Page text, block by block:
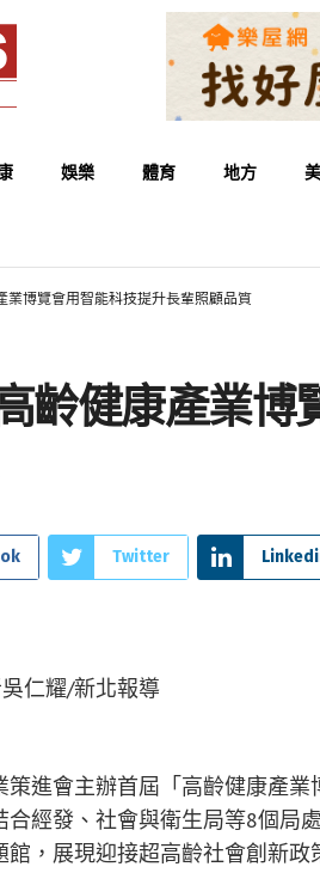
娛樂 體育 地方
業博覽會用智能科技提升長輩照顧品質
齡健康產業博
Twitter
仁耀/新北報導
策進會主辦首屆「高齡健康產
經發、社會與衛生局等8個局
館，展現迎接超高齡社會創新政